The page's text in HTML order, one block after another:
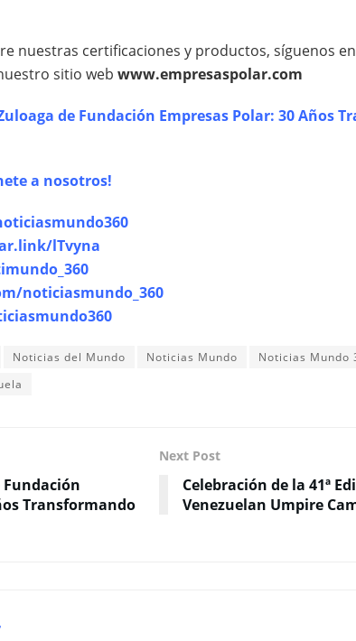
nuestras certificaciones y productos, síguenos
sitio web www.empresaspolar.com
de Fundación Empresas Polar: 30 Años
a nosotros!
lTvyna
noticiasmundo_360
Noticias del Mundo Noticias Mundo
Noticias Mundo
Fundación
Transformando
Next Post
Celebración de la 41ª
Venezuelan Umpire